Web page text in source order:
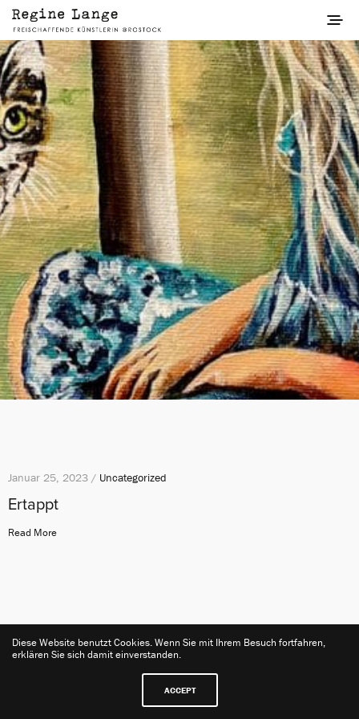
Januar 25, 2023 / Uncategorized
Ertappt
Read More
Impressum Datenschutzerklärung
Diese Website benutzt Cookies. Wenn Sie mit Ihrem Besuch fortfahren,
erklären Sie sich damit einverstanden.
ACCEPT